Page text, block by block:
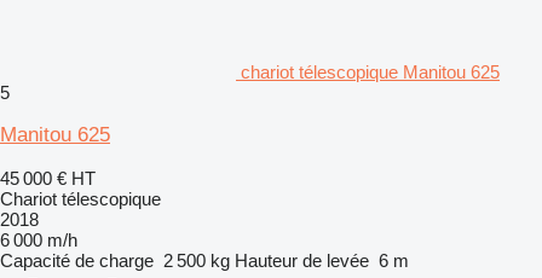
chariot télescopique Manitou 625
5
Manitou 625
45 000 € HT
Chariot télescopique
2018
6 000 m/h
Capacité de charge 2 500 kg Hauteur de levée 6 m